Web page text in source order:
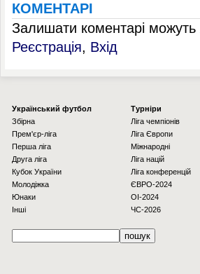
КОМЕНТАРІ
Залишати коментарі можуть
Реєстрація, Вхід
Українcький футбол
Збірна
Прем'єр-ліга
Перша ліга
Друга ліга
Кубок України
Молодіжка
Юнаки
Інші
Турніри
Ліга чемпіонів
Ліга Європи
Міжнародні
Ліга націй
Ліга конференцій
ЄВРО-2024
OI-2024
ЧС-2026